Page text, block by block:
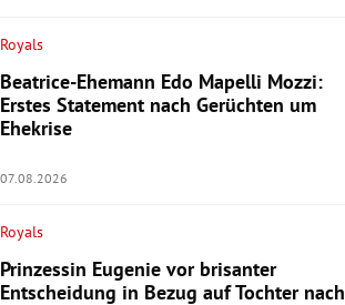
Royals
Beatrice-Ehemann Edo Mapelli Mozzi:
Erstes Statement nach Gerüchten um
Ehekrise
07.08.2026
Royals
Prinzessin Eugenie vor brisanter
Entscheidung in Bezug auf Tochter nach